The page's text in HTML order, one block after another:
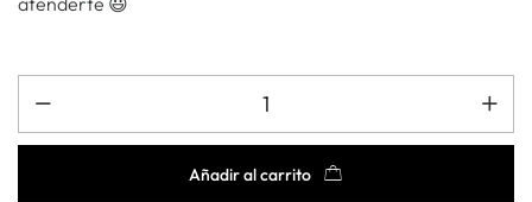
Añadir al carrito